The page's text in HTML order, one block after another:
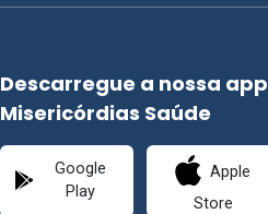
Descarregue a nossa app
Misericórdias Saúde
Google
Play
Apple
Store